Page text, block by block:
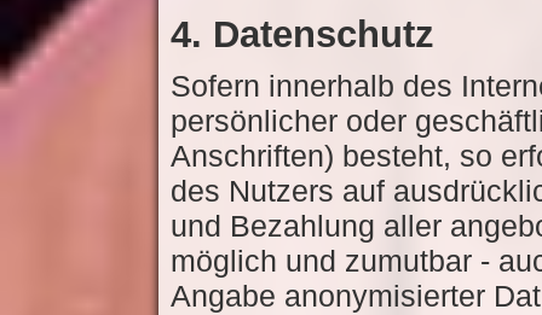
4. Datenschutz
Sofern innerhalb des
persönlicher oder
Anschriften) besteht, so
des Nutzers auf
und Bezahlung aller
möglich und zumutbar -
Angabe anonymisierter